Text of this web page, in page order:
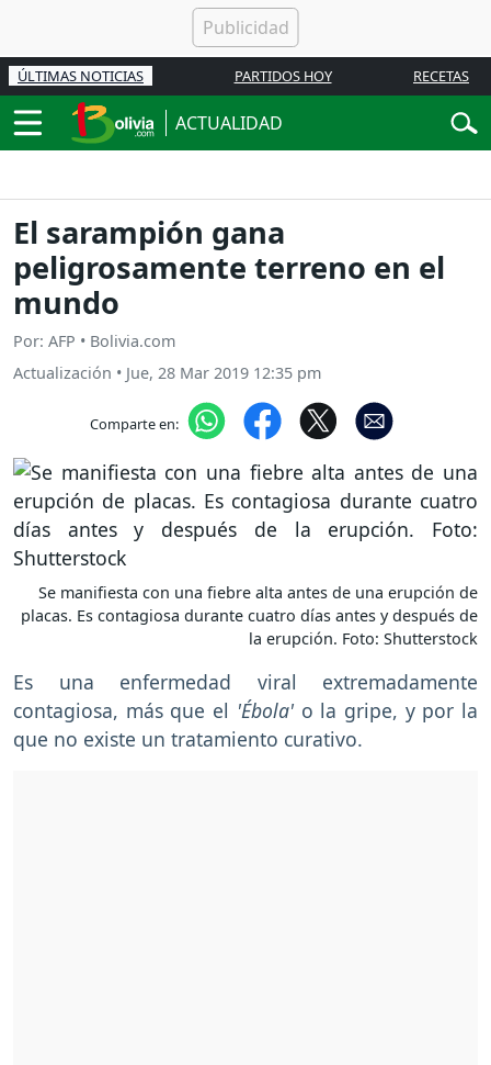
ÚLTIMAS NOTICIAS PARTIDOS HOY RECETAS
ACTUALIDAD
El sarampión gana
peligrosamente terreno en el
mundo
Por: AFP • Bolivia.com
Actualización • Jue, 28 Mar 2019 12:35 pm
Comparte en:
Se manifiesta con una fiebre alta antes de una erupción de
placas. Es contagiosa durante cuatro días antes y después de
la erupción. Foto: Shutterstock
Es una enfermedad viral extremadamente
contagiosa, más que el 'Ébola' o la gripe, y por la
que no existe un tratamiento curativo.